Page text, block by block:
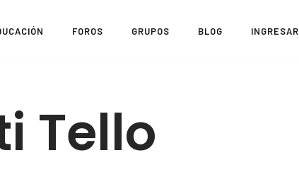
FOROS GRUPOS BLOG INGRESAR
Tello